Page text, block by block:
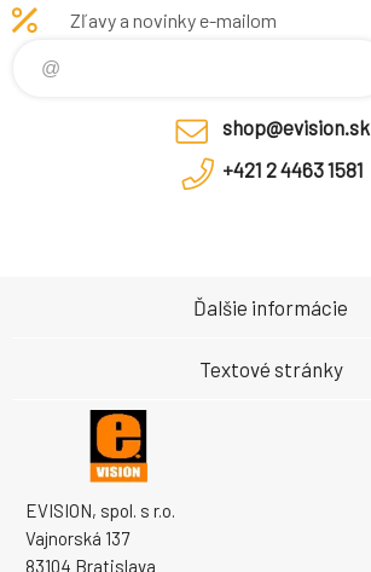
správou. Umožňuje výběr mezi
cloudovou a on premises
správou. Umožňuje ukládat
zálohy do lokálních úložišť jako
Zľavy a novinky e-mailom
shop@evision.sk
+421 2 4463 1581
EVISION, spol. s r.o.
Vajnorská 137
83104 Bratislava
Ďalšie informácie
Textové stránky